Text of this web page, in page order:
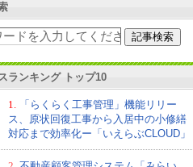
ランキング トップ10
1.
「らくらく工事管理」機能リリー
ス、原状回復工事から入居中の小修繕
対応まで効率化ー「いえらぶCLOUD」